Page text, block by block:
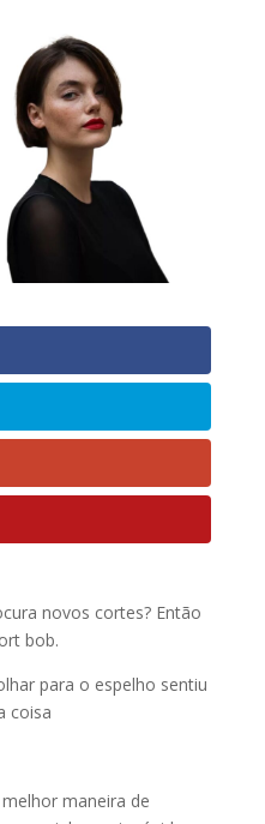
novos cortes? Então
bob.
para o espelho sentiu
coisa
maneira de